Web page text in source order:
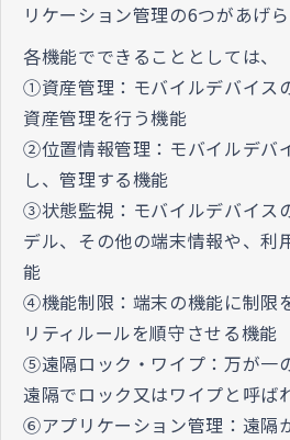
リケーション管理の6つがあげら
各機能でできることとしては、
①資産管理：モバイルデバイス
資産管理を行う機能
②位置情報管理：モバイルデバ
し、管理する機能
③状態監視：モバイルデバイス
デル、その他の端末情報や、利
能
④機能制限：端末の機能に制限
リティルールを順守させる機能
⑤遠隔ロック・ワイプ：万が一
遠隔でロック又はワイプと呼ば
⑥アプリケーション管理：遠隔